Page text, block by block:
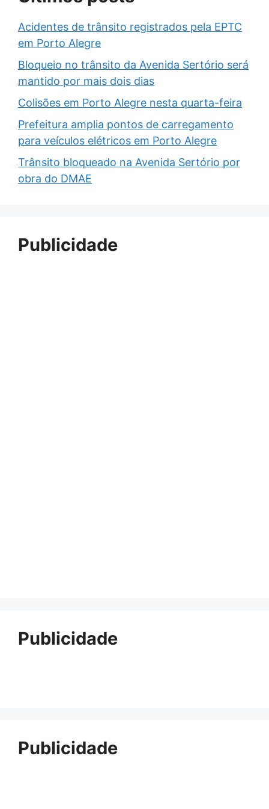
Acidentes de trânsito registrados pela EPTC
em Porto Alegre
Bloqueio no trânsito da Avenida Sertório será
mantido por mais dois dias
Colisões em Porto Alegre nesta quarta-feira
Prefeitura amplia pontos de carregamento
para veículos elétricos em Porto Alegre
Trânsito bloqueado na Avenida Sertório por
obra do DMAE
Publicidade
Publicidade
Publicidade